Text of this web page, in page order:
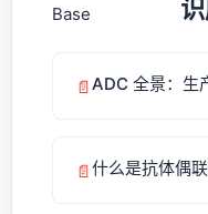
📄ADC 全景：生
📄什么是抗体偶